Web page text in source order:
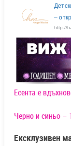
–
http://
Есента е
Черно и синьо –
Ексклузивен